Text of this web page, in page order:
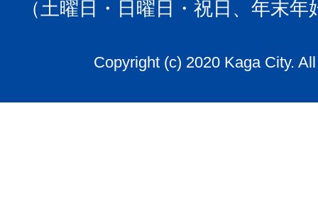
（土曜日・日曜日・祝日、年末
Copyright (c) 2020 Kaga City.